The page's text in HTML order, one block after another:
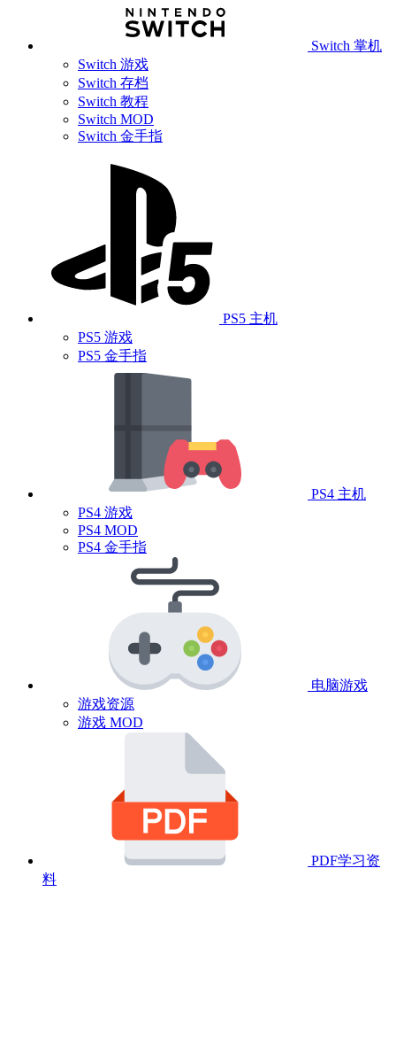
Switch 掌机
Switch 游戏
Switch 存档
Switch 教程
Switch MOD
Switch 金手指
PS5 主机
PS5 游戏
PS5 金手指
PS4 主机
PS4 游戏
PS4 MOD
PS4 金手指
电脑游戏
游戏资源
游戏 MOD
PDF学习资
料